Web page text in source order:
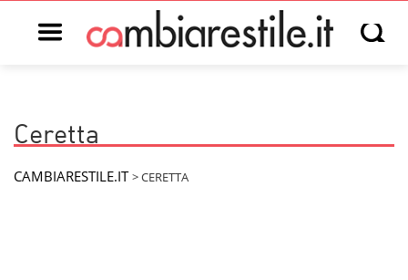
Open main menu Open
Ceretta
CAMBIARESTILE.IT >CERETTA